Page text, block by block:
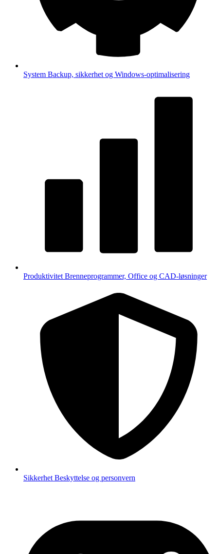
System Backup, sikkerhet og Windows-optimalisering
Produktivitet Brenneprogrammer, Office og CAD-løsninger
Sikkerhet Beskyttelse og personvern